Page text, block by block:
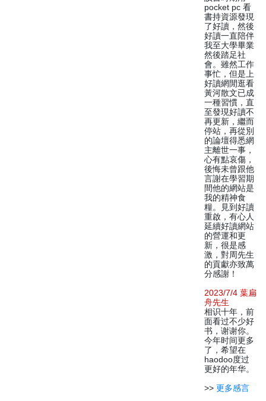
pocket pc 看
書持資源發現
了好讀，然後
好讀一直陪伴
我至大學畢業
然後踏足社
會。雖然工作
事忙，但是上
好讀網閒逛看
黃河散文已成
一種習慣，直
至發現好讀不
再更新，繼而
停站，再從別
的論壇得悉網
主離世一事，
心有點哀傷，
後悔未曾跟他
言謝在學習期
間他的網站是
我的精神食
糧。見到好讀
重啟，有心人
延續好讀網站
的營運和更
新，很是感
激，對周先生
的貢獻亦致萬
分感謝！
2023/7/4 葉扁
舟先生
相识十年，前
面看过不少好
书，谢谢你。
今年时间更多
了，希望在
haodoo度过
更好的年华。
>> 更多感言